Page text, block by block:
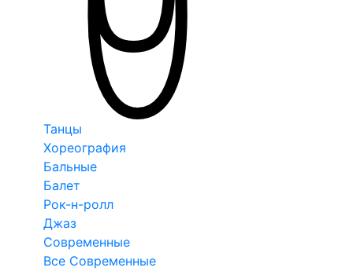
Танцы
Хореография
Бальные
Балет
Рок-н-ролл
Джаз
Современные
Все Современные